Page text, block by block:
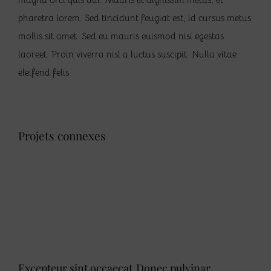
pharetra lorem. Sed tincidunt feugiat est, id cursus metus
mollis sit amet. Sed eu mauris euismod nisi egestas
laoreet. Proin viverra nisl a luctus suscipit. Nulla vitae
eleifend felis.
Projets connexes